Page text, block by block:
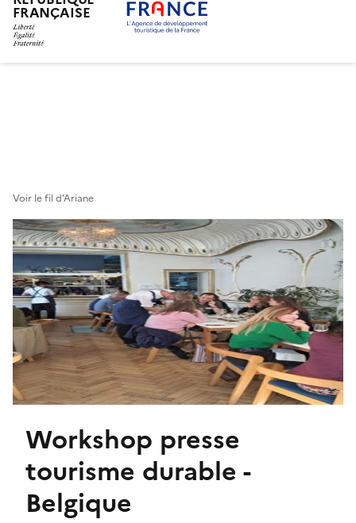
FRANÇAISE
Voir le fil d’Ariane
Workshop presse
tourisme durable -
Belgique